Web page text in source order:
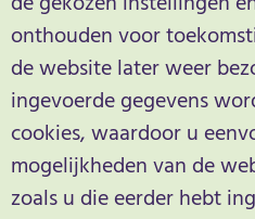
onthouden voor
de website later weer
ingevoerde gegevens
cookies, waardoor u
mogelijkheden van de
zoals u die eerder hebt